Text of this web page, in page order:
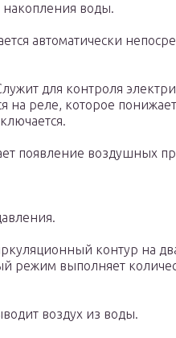
воды.
автоматически
для контроля
на реле, которое
появление воздушных
контур на
режим выполняет
воздух из воды.